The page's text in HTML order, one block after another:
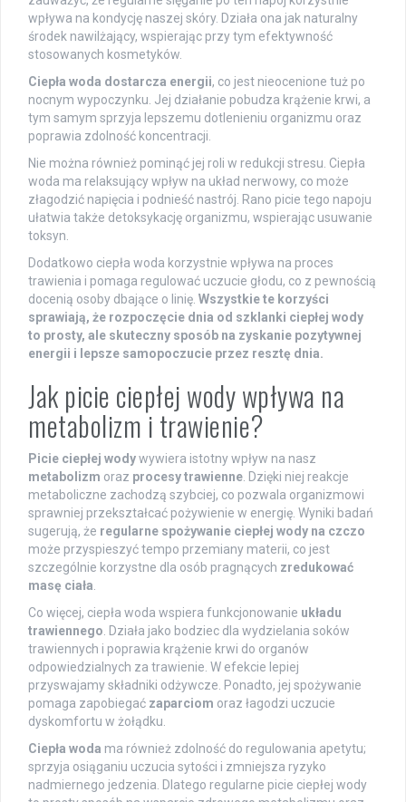
wpływa na kondycję naszej skóry. Działa ona jak naturalny
środek nawilżający, wspierając przy tym efektywność
stosowanych kosmetyków.
Ciepła woda dostarcza energii, co jest nieocenione tuż po
nocnym wypoczynku. Jej działanie pobudza krążenie krwi, a
tym samym sprzyja lepszemu dotlenieniu organizmu oraz
poprawia zdolność koncentracji.
Nie można również pominąć jej roli w redukcji stresu. Ciepła
woda ma relaksujący wpływ na układ nerwowy, co może
złagodzić napięcia i podnieść nastrój. Rano picie tego napoju
ułatwia także detoksykację organizmu, wspierając usuwanie
toksyn.
Dodatkowo ciepła woda korzystnie wpływa na proces
trawienia i pomaga regulować uczucie głodu, co z pewnością
docenią osoby dbające o linię. Wszystkie te korzyści
sprawiają, że rozpoczęcie dnia od szklanki ciepłej wody
to prosty, ale skuteczny sposób na zyskanie pozytywnej
energii i lepsze samopoczucie przez resztę dnia.
Jak picie ciepłej wody wpływa na
metabolizm i trawienie?
Picie ciepłej wodywywiera istotny wpływ na nasz
metabolizm oraz procesy trawienne . Dzięki niej reakcje
metaboliczne zachodzą szybciej, co pozwala organizmowi
sprawniej przekształcać pożywienie w energię. Wyniki badań
sugerują, że regularne spożywanie ciepłej wody na czczo
może przyspieszyć tempo przemiany materii, co jest
szczególnie korzystne dla osób pragnących zredukować
masę ciała
Co więcej, ciepła woda wspiera funkcjonowanie układu
trawiennego . Działa jako bodziec dla wydzielania soków
trawiennych i poprawia krążenie krwi do organów
odpowiedzialnych za trawienie. W efekcie lepiej
przyswajamy składniki odżywcze. Ponadto, jej spożywanie
pomaga zapobiegać zaparciom oraz łagodzi uczucie
dyskomfortu w żołądku.
Ciepła woda ma również zdolność do regulowania apetytu;
sprzyja osiąganiu uczucia sytości i zmniejsza ryzyko
nadmiernego jedzenia. Dlatego regularne picie ciepłej wody